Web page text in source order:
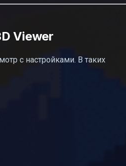
Viewer
с настройками. В таких